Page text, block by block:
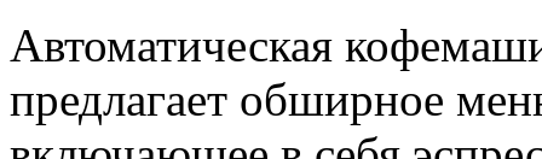
Автоматическая
предлагает обширное